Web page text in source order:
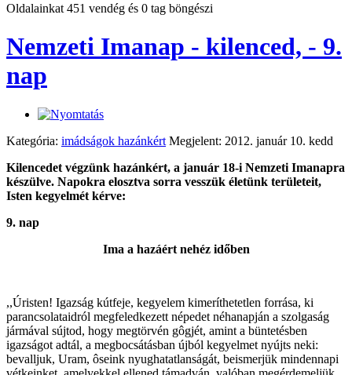
Oldalainkat 451 vendég és 0 tag böngészi
Nemzeti Imanap - kilenced, - 9.
nap
Kategória: imádságok hazánkért Megjelent: 2012. január 10. kedd
Kilencedet végzünk hazánkért, a január 18-i Nemzeti Imanapra
készülve. Napokra elosztva sorra vesszük életünk területeit,
Isten kegyelmét kérve:
9. nap
Ima a hazáért nehéz időben
,,Úristen! Igazság kútfeje, kegyelem kimeríthetetlen forrása, ki
parancsolataidról megfeledkezett népedet néhanapján a szolgaság
jármával sújtod, hogy megtörvén gôgjét, amint a büntetésben
igazságot adtál, a megbocsátásban újból kegyelmet nyújts neki:
bevalljuk, Uram, ôseink nyughatatlanságát, beismerjük mindennapi